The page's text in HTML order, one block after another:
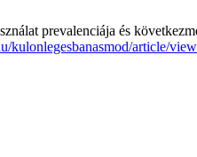
prevalenciája és
kulonlegesbanasmod/article/